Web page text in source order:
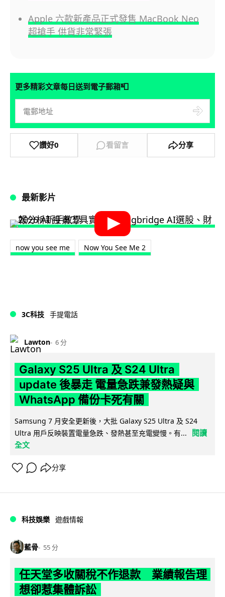
Apple 六款新產品正式發售 MacBook Neo
超搶手 供貨非常緊張
更多精彩文章每日送到電子郵箱📮
讚好0 看留言 分享
最新影片
now you see me Now You See Me 2
3C科技 手提電話
Lawton 6 分
Galaxy S25 Ultra 及 S24 Ultra
update 後暴走 電量急跌兼發熱疑與
WhatsApp 備份卡死有關
Samsung 7 月安全更新後，大批 Galaxy S25 Ultra 及 S24
Ultra 用戶反映裝置電量急跌、發熱甚至充電變慢。有...
閱讀
全文
分享
科技娛樂 遊戲情報
藍骨 55 分
任天堂多收關稅不作退款 業績報告理
想卻惹集體訴訟